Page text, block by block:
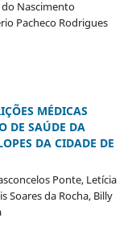
Nascimento
Pacheco Rodrigues
MÉDICAS
DE SAÚDE DA
DA CIDADE DE
Ponte, Letícia
Soares da Rocha, Billy